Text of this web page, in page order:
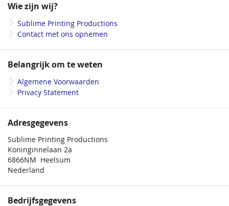
nieuwsbrief
Wie zijn wij?
Sublime Printing Productions
Contact met ons opnemen
Belangrijk om te weten
Algemene Voorwaarden
Privacy Statement
Adresgegevens
Sublime Printing Productions
Koninginnelaan 2a
6866NM Heelsum
Nederland
Bedrijfsgegevens